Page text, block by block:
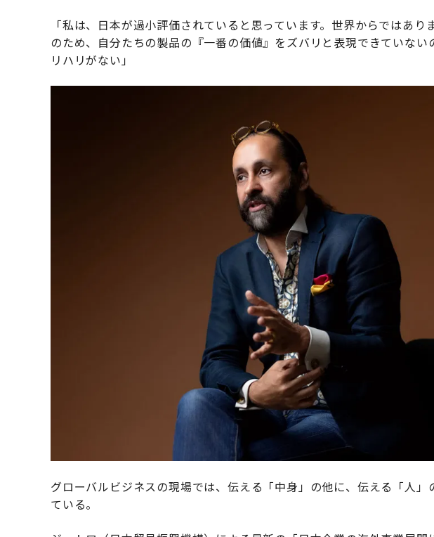
「私は、日本が過小評価されていると思っています。世界からではあ
のため、自分たちの製品の『一番の価値』をズバリと表現できていない
リハリがない」
グローバルビジネスの現場では、伝える「中身」の他に、伝える「人
ている。